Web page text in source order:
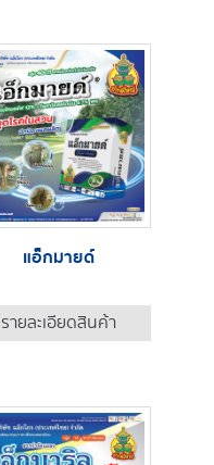
แอ็กมายด์
รายละเอียดสินค้า